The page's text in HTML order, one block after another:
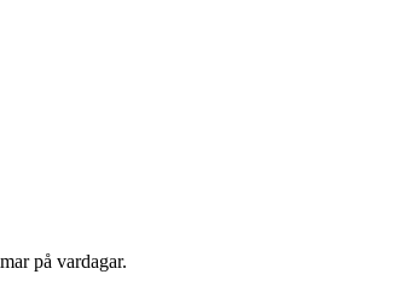
på vardagar.